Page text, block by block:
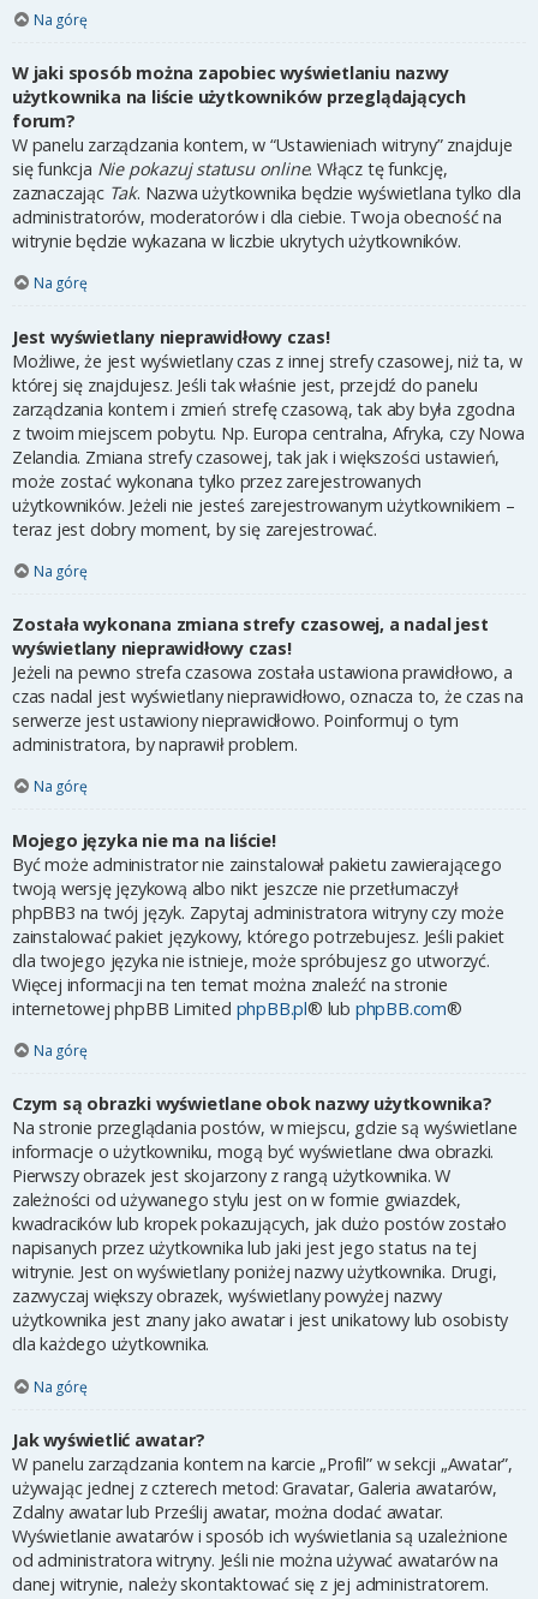
Na górę
W jaki sposób można zapobiec wyświetlaniu nazwy
użytkownika na liście użytkowników przeglądających
forum?
W panelu zarządzania kontem, w “Ustawieniach witryny” znajduje
się funkcja Nie pokazuj statusu online. Włącz tę funkcję,
zaznaczając Tak. Nazwa użytkownika będzie wyświetlana tylko dla
administratorów, moderatorów i dla ciebie. Twoja obecność na
witrynie będzie wykazana w liczbie ukrytych użytkowników.
Na górę
Jest wyświetlany nieprawidłowy czas!
Możliwe, że jest wyświetlany czas z innej strefy czasowej, niż ta, w
której się znajdujesz. Jeśli tak właśnie jest, przejdź do panelu
zarządzania kontem i zmień strefę czasową, tak aby była zgodna
z twoim miejscem pobytu. Np. Europa centralna, Afryka, czy Nowa
Zelandia. Zmiana strefy czasowej, tak jak i większości ustawień,
może zostać wykonana tylko przez zarejestrowanych
użytkowników. Jeżeli nie jesteś zarejestrowanym użytkownikiem –
teraz jest dobry moment, by się zarejestrować.
Na górę
Została wykonana zmiana strefy czasowej, a nadal jest
wyświetlany nieprawidłowy czas!
Jeżeli na pewno strefa czasowa została ustawiona prawidłowo, a
czas nadal jest wyświetlany nieprawidłowo, oznacza to, że czas na
serwerze jest ustawiony nieprawidłowo. Poinformuj o tym
administratora, by naprawił problem.
Na górę
Mojego języka nie ma na liście!
Być może administrator nie zainstalował pakietu zawierającego
twoją wersję językową albo nikt jeszcze nie przetłumaczył
phpBB3 na twój język. Zapytaj administratora witryny czy może
zainstalować pakiet językowy, którego potrzebujesz. Jeśli pakiet
dla twojego języka nie istnieje, może spróbujesz go utworzyć.
Więcej informacji na ten temat można znaleźć na stronie
internetowej phpBB Limited phpBB.pl® lub phpBB.com®
Na górę
Czym są obrazki wyświetlane obok nazwy użytkownika?
Na stronie przeglądania postów, w miejscu, gdzie są wyświetlane
informacje o użytkowniku, mogą być wyświetlane dwa obrazki.
Pierwszy obrazek jest skojarzony z rangą użytkownika. W
zależności od używanego stylu jest on w formie gwiazdek,
kwadracików lub kropek pokazujących, jak dużo postów zostało
napisanych przez użytkownika lub jaki jest jego status na tej
witrynie. Jest on wyświetlany poniżej nazwy użytkownika. Drugi,
zazwyczaj większy obrazek, wyświetlany powyżej nazwy
użytkownika jest znany jako awatar i jest unikatowy lub osobisty
dla każdego użytkownika.
Na górę
Jak wyświetlić awatar?
W panelu zarządzania kontem na karcie „Profil” w sekcji „Awatar”,
używając jednej z czterech metod: Gravatar, Galeria awatarów,
Zdalny awatar lub Prześlij awatar, można dodać awatar.
Wyświetlanie awatarów i sposób ich wyświetlania są uzależnione
od administratora witryny. Jeśli nie można używać awatarów na
danej witrynie, należy skontaktować się z jej administratorem.